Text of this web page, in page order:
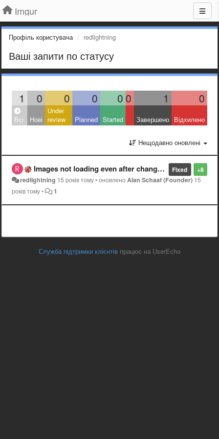
Imgur
Профіль користувача redlightning
Ваші запити по статусу
1 0 0 0 0 0 1 0
Всі Нові
Under
review
Planned Started Завершено Відхилено
Нещодавно оновлені
+8
Fixed
Images not loading even after changing DNS settings
redlightning 15 років тому•оновленоAlan Schaaf (Founder) 15
років тому• 1
Служба підтримки клієнтів працює на UserEcho